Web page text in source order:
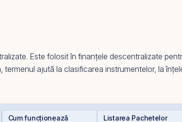
Este folosit în finanțele descentralizate
ajută la clasificarea instrumentelor, la
Cum funcționează
Listarea Pachetelor